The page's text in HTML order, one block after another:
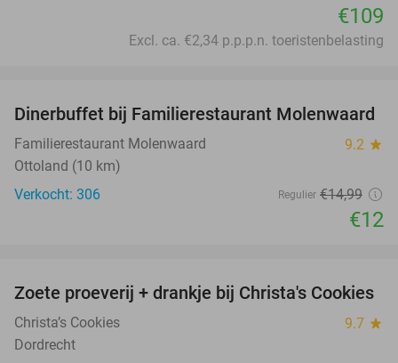
€109
Excl. ca. €2,34 p.p.p.n. toeristenbelasting
20%
Dinerbuffet bij Familierestaurant Molenwaard
Familierestaurant Molenwaard 9.2 star
Ottoland (10 km)
Verkocht: 306
Regulier €14,99
€12
46%
Zoete proeverij + drankje bij Christa's Cookies
Christa’s Cookies 9.7 star
Dordrecht